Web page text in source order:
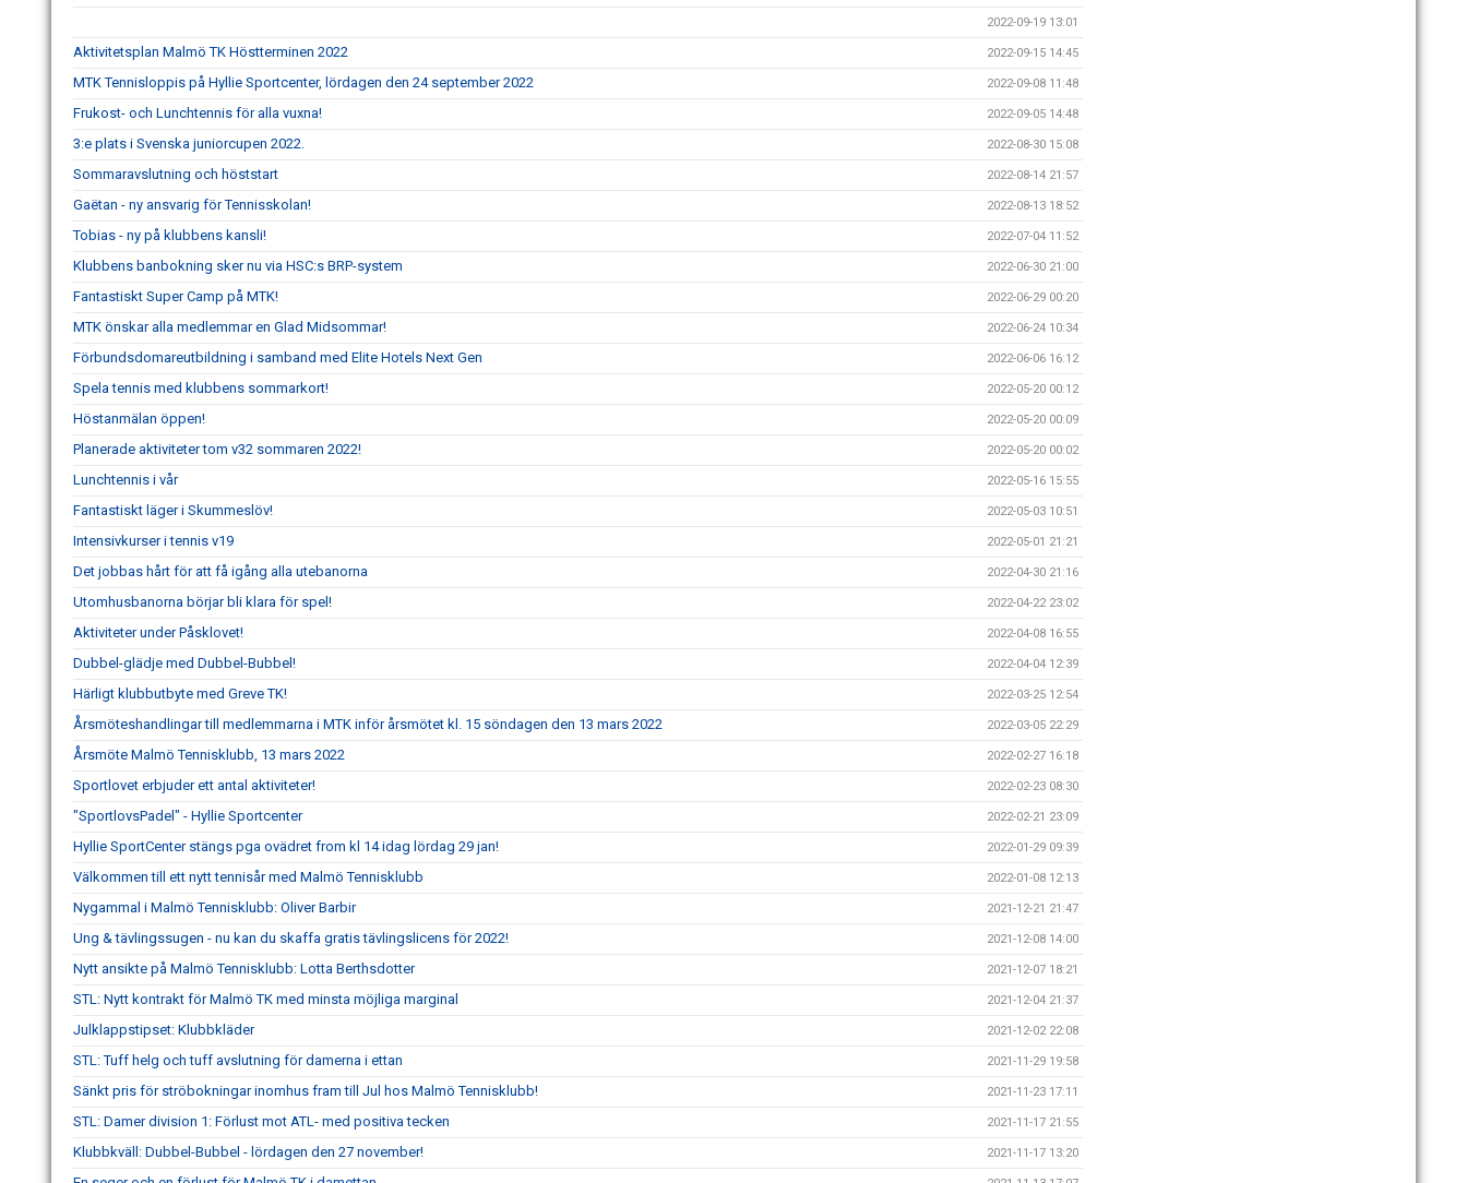
2022-09-19 13:01
Aktivitetsplan Malmö TK Höstterminen 2022 2022-09-15 14:45
MTK Tennisloppis på Hyllie Sportcenter, lördagen den 24 september 2022 2022-09-08 11:48
Frukost- och Lunchtennis för alla vuxna! 2022-09-05 14:48
3:e plats i Svenska juniorcupen 2022. 2022-08-30 15:08
Sommaravslutning och höststart 2022-08-14 21:57
Gaëtan - ny ansvarig för Tennisskolan! 2022-08-13 18:52
Tobias - ny på klubbens kansli! 2022-07-04 11:52
Klubbens banbokning sker nu via HSC:s BRP-system 2022-06-30 21:00
Fantastiskt Super Camp på MTK! 2022-06-29 00:20
MTK önskar alla medlemmar en Glad Midsommar! 2022-06-24 10:34
Förbundsdomareutbildning i samband med Elite Hotels Next Gen 2022-06-06 16:12
Spela tennis med klubbens sommarkort! 2022-05-20 00:12
Höstanmälan öppen! 2022-05-20 00:09
Planerade aktiviteter tom v32 sommaren 2022! 2022-05-20 00:02
Lunchtennis i vår 2022-05-16 15:55
Fantastiskt läger i Skummeslöv! 2022-05-03 10:51
Intensivkurser i tennis v19 2022-05-01 21:21
Det jobbas hårt för att få igång alla utebanorna 2022-04-30 21:16
Utomhusbanorna börjar bli klara för spel! 2022-04-22 23:02
Aktiviteter under Påsklovet! 2022-04-08 16:55
Dubbel-glädje med Dubbel-Bubbel! 2022-04-04 12:39
Härligt klubbutbyte med Greve TK! 2022-03-25 12:54
Årsmöteshandlingar till medlemmarna i MTK inför årsmötet kl. 15 söndagen den 13 mars 2022 2022-03-05 22:29
Årsmöte Malmö Tennisklubb, 13 mars 2022 2022-02-27 16:18
Sportlovet erbjuder ett antal aktiviteter! 2022-02-23 08:30
"SportlovsPadel" - Hyllie Sportcenter 2022-02-21 23:09
Hyllie SportCenter stängs pga ovädret from kl 14 idag lördag 29 jan! 2022-01-29 09:39
Välkommen till ett nytt tennisår med Malmö Tennisklubb 2022-01-08 12:13
Nygammal i Malmö Tennisklubb: Oliver Barbir 2021-12-21 21:47
Ung & tävlingssugen - nu kan du skaffa gratis tävlingslicens för 2022! 2021-12-08 14:00
Nytt ansikte på Malmö Tennisklubb: Lotta Berthsdotter 2021-12-07 18:21
STL: Nytt kontrakt för Malmö TK med minsta möjliga marginal 2021-12-04 21:37
Julklappstipset: Klubbkläder 2021-12-02 22:08
STL: Tuff helg och tuff avslutning för damerna i ettan 2021-11-29 19:58
Sänkt pris för ströbokningar inomhus fram till Jul hos Malmö Tennisklubb! 2021-11-23 17:11
STL: Damer division 1: Förlust mot ATL- med positiva tecken 2021-11-17 21:55
Klubbkväll: Dubbel-Bubbel - lördagen den 27 november! 2021-11-17 13:20